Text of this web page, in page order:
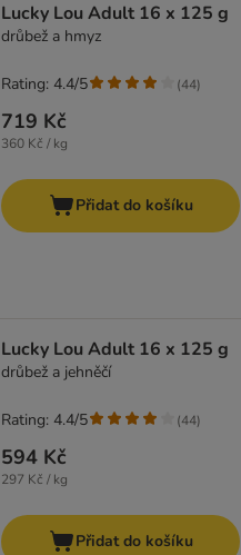
Lucky Lou Adult 16 x 125 g
drůbež a hmyz
719 Kč
360 Kč / kg
Rating: 4.4/5 (44)
Přidat do košíku
Lucky Lou Adult 16 x 125 g
drůbež a jehněčí
594 Kč
297 Kč / kg
Rating: 4.4/5 (44)
Přidat do košíku